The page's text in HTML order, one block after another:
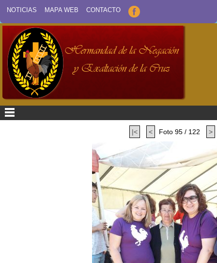
NOTICIAS MAPA WEB CONTACTO
|< < Foto 95 / 122 >